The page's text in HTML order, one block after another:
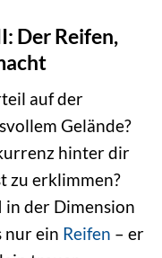
Der Reifen,
auf der
Gelände?
hinter dir
zu erklimmen?
in der Dimension
nur ein Reifen – er